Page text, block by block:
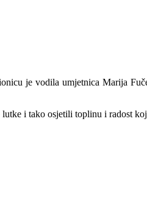
je vodila umjetnica Marija
i tako osjetili toplinu i radost